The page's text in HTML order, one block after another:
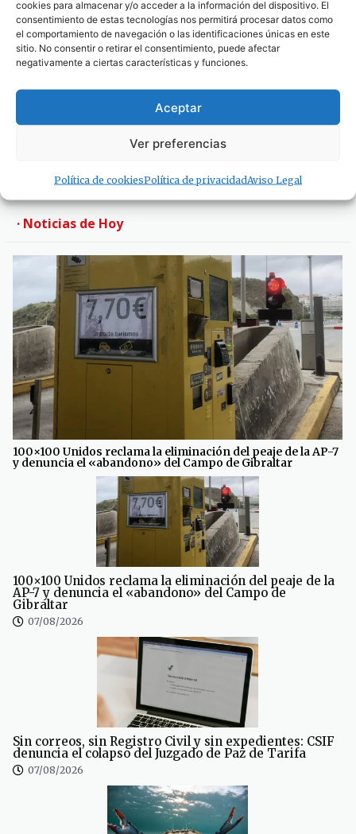
cookies para almacenar y/o acceder a la información del dispositivo. El
consentimiento de estas tecnologías nos permitirá procesar datos como
el comportamiento de navegación o las identificaciones únicas en este
sitio. No consentir o retirar el consentimiento, puede afectar
negativamente a ciertas características y funciones.
Aceptar
Ver preferencias
Política de cookiesPolítica de privacidadAviso Legal
Los premios del Gran Pasacalles del Humor
han subido al escenario de la Alameda
26 de febrero de 2018
Comienza la fiesta del carnaval de manos del
pasacalles escolar
1
· Noticias de Hoy
100×100 Unidos reclama la eliminación del peaje de la AP-7
y denuncia el «abandono» del Campo de Gibraltar
100×100 Unidos reclama la eliminación del peaje de la
AP-7 y denuncia el «abandono» del Campo de
Gibraltar
07/08/2026
Sin correos, sin Registro Civil y sin expedientes: CSIF
denuncia el colapso del Juzgado de Paz de Tarifa
07/08/2026